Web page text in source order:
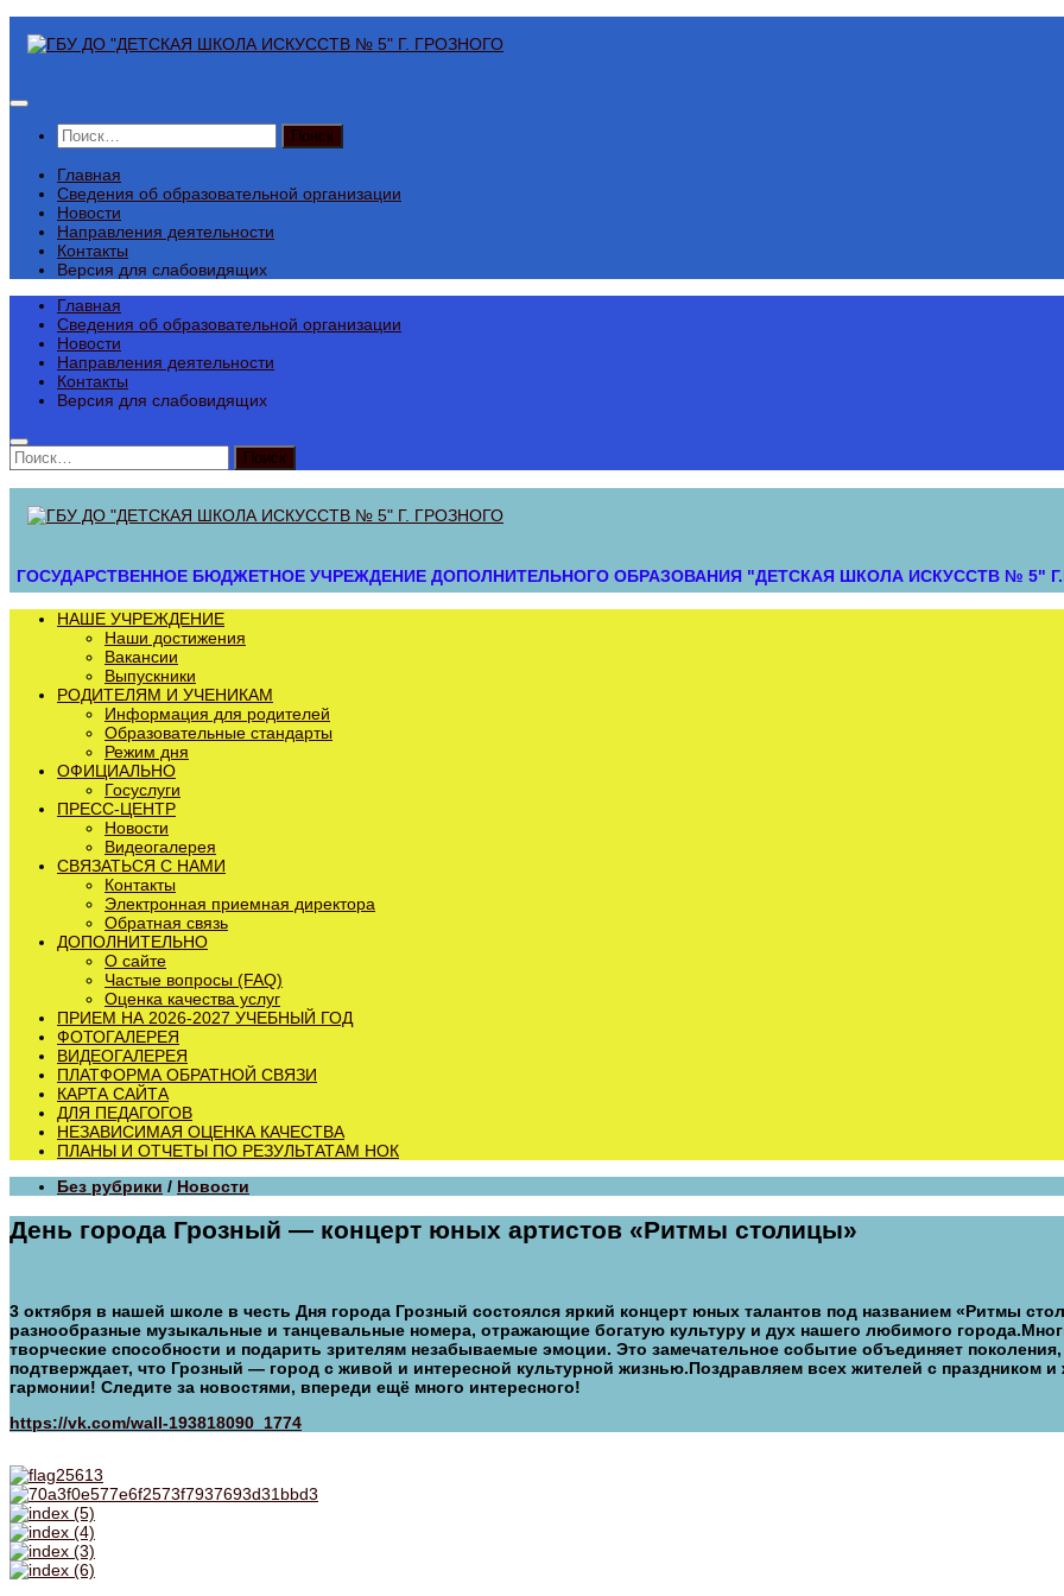
Найти:
Главная
Сведения об образовательной организации
Новости
Направления деятельности
Контакты
Версия для слабовидящих
Главная
Сведения об образовательной организации
Новости
Направления деятельности
Контакты
Версия для слабовидящих
Найти:
ГОСУДАРСТВЕННОЕ БЮДЖЕТНОЕ УЧРЕЖДЕНИЕ ДОПОЛНИТЕЛЬНОГО ОБРАЗОВАНИЯ "ДЕТСКАЯ ШКОЛА ИСКУССТВ № 5"
НАШЕ УЧРЕЖДЕНИЕ
Наши достижения
Вакансии
Выпускники
РОДИТЕЛЯМ И УЧЕНИКАМ
Информация для родителей
Образовательные стандарты
Режим дня
ОФИЦИАЛЬНО
Госуслуги
ПРЕСС-ЦЕНТР
Новости
Видеогалерея
СВЯЗАТЬСЯ С НАМИ
Контакты
Электронная приемная директора
Обратная связь
ДОПОЛНИТЕЛЬНО
О сайте
Частые вопросы (FAQ)
Оценка качества услуг
ПРИЕМ НА 2026-2027 УЧЕБНЫЙ ГОД
ФОТОГАЛЕРЕЯ
ВИДЕОГАЛЕРЕЯ
ПЛАТФОРМА ОБРАТНОЙ СВЯЗИ
КАРТА САЙТА
ДЛЯ ПЕДАГОГОВ
НЕЗАВИСИМАЯ ОЦЕНКА КАЧЕСТВА
ПЛАНЫ И ОТЧЕТЫ ПО РЕЗУЛЬТАТАМ НОК
Без рубрики / Новости
День города Грозный — концерт юных артистов «Ритмы столицы»
3 октября в нашей школе в честь Дня города Грозный состоялся яркий концерт юных талантов под названием «Ритмы
разнообразные музыкальные и танцевальные номера, отражающие богатую культуру и дух нашего любимого
творческие способности и подарить зрителям незабываемые эмоции. Это замечательное событие объединяет
подтверждает, что Грозный — город с живой и интересной культурной жизнью.Поздравляем всех жителей с праздником
гармонии! Следите за новостями, впереди ещё много интересного!
https://vk.com/wall-193818090_1774